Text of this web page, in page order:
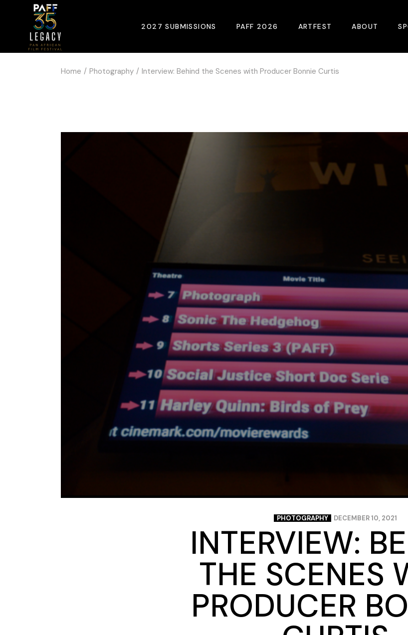
2027 SUBMISSIONS PAFF 2026
At A Glance
Senior Connections
Children & Youth
Studentfest
PAFF Institute
Awards Brunch
ARTFEST ABOUT
Archives
Blog
Contact Us
Home Photography Interview: Behind the Scenes with Producer Bonnie Curtis
PHOTOGRAPHY DECEMBER 10, 2021
INTERVIEW:
THE SCENES
PRODUCER